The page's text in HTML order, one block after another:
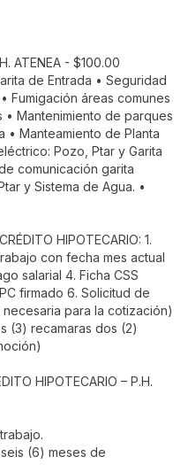
ATENEA - $100.00
de Entrada • Seguridad
Fumigación áreas comunes
• Mantenimiento de parques
• Manteamiento de Planta
Pozo, Ptar y Garita
comunicación garita
y Sistema de Agua. •
HIPOTECARIO: 1.
con fecha mes actual
salarial 4. Ficha CSS
firmado 6. Solicitud de
para la cotización)
(3) recamaras dos (2)
HIPOTECARIO – P.H.
(6) meses de